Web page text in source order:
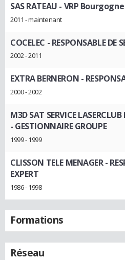
SAS RATEAU - VRP Bourgogne
2011 - maintenant
COCELEC - RESPONSABLE DE
2002 - 2011
EXTRA BERNERON -
2000 - 2002
M3D SAT SERVICE
- GESTIONNAIRE GROUPE
1999 - 1999
CLISSON TELE MENAGER-
EXPERT
1986 - 1998
Formations
Réseau